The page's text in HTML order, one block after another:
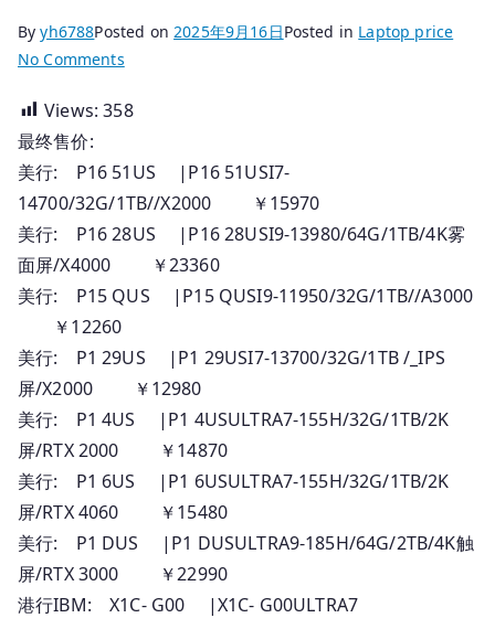
Byyh6788Posted on 2025年9月16日Posted in Laptop price
No Commentson
香
行
貨
Thinkpad
本
人
民
幣
價
Views: 358
最终售价:
美行: P16 51US |P16 51USI7-
14700/32G/1TB//X2000 ￥15970
美行: P16 28US |P16 28USI9-13980/64G/1TB/4K雾
面屏/X4000 ￥23360
美行: P15 QUS |P15 QUSI9-11950/32G/1TB//A3000
￥12260
美行: P1 29US |P1 29USI7-13700/32G/1TB /_IPS
屏/X2000 ￥12980
美行: P1 4US |P1 4USULTRA7-155H/32G/1TB/2K
屏/RTX 2000 ￥14870
美行: P1 6US |P1 6USULTRA7-155H/32G/1TB/2K
屏/RTX 4060 ￥15480
美行: P1 DUS |P1 DUSULTRA9-185H/64G/2TB/4K触
屏/RTX 3000 ￥22990
港行IBM: X1C- G00 |X1C- G00ULTRA7